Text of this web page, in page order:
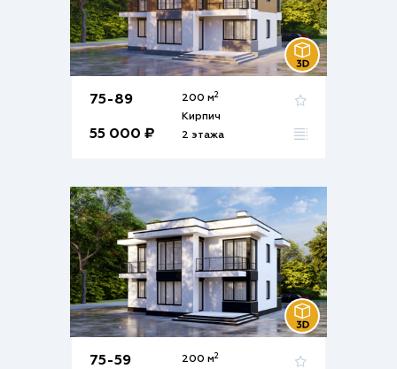
75-89
55 000 ₽
200 м2
Кирпич
2 этажа
75-59 200 м2